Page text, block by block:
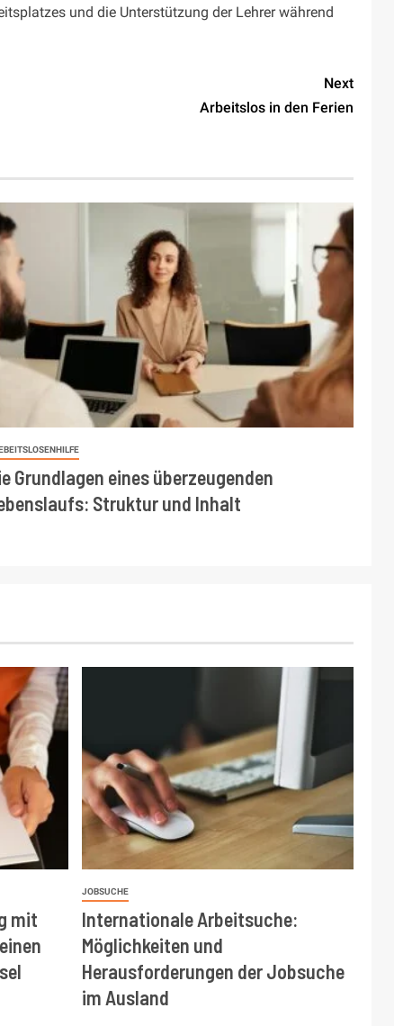
und die Unterstützung der Lehrer während
Next
Arbeitslos in den Ferien
Grundlagen eines überzeugenden
Struktur und Inhalt
mit
JOBSUCHE
Internationale Arbeitsuche:
Möglichkeiten und
Herausforderungen der Jobsuche
im Ausland